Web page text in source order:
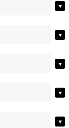
▼
▼
▼
▼
▼